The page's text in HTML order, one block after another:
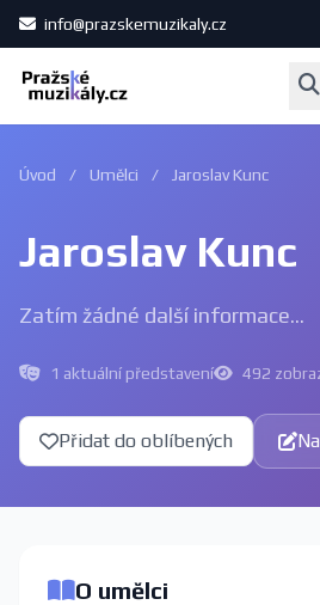
info@prazskemuzikaly.cz
Úvod / Umělci / Jaroslav Kunc
Jaroslav Kunc
Zatím žádné další informace...
1 aktuální představení 492
Přidat do oblíbených
O umělci